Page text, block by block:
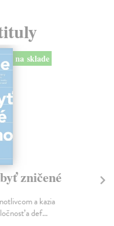
na sklade
zničené
a kazia
a def...